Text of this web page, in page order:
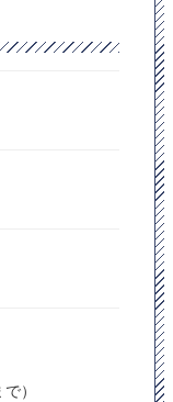
）